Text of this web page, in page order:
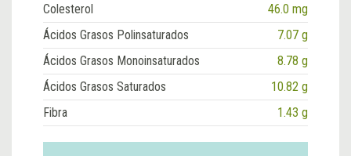
Colesterol
46.0 mg
Ácidos Grasos Polinsaturados
7.07 g
Ácidos Grasos Monoinsaturados
8.78 g
Ácidos Grasos Saturados
10.82 g
Fibra
1.43 g